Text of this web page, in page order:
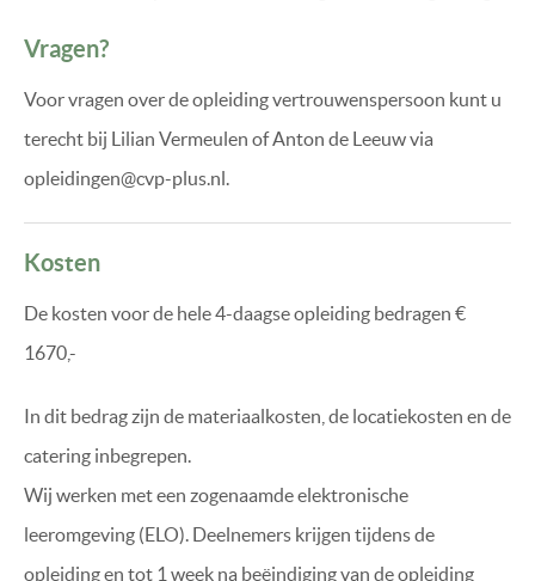
Vragen?
Voor vragen over de opleiding vertrouwenspersoon kunt u
terecht bij Lilian Vermeulen of Anton de Leeuw via
opleidingen@cvp-plus.nl.
Kosten
De kosten voor de hele 4-daagse opleiding bedragen €
1670,-
In dit bedrag zijn de materiaalkosten, de locatiekosten en de
catering inbegrepen.
Wij werken met een zogenaamde elektronische
leeromgeving (ELO). Deelnemers krijgen tijdens de
opleiding en tot 1 week na beëindiging van de opleiding